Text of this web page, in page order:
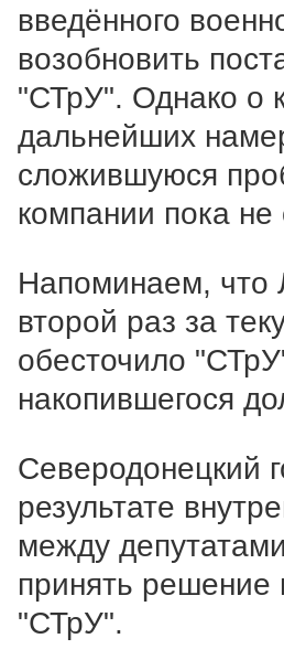
введённого
возобновить
"СТрУ". Однако о
дальнейших
сложившуюся
компании пока
Напоминаем,
второй раз за
обесточило
накопившегося
Северодонецкий
результате
между
принять
"СТрУ".